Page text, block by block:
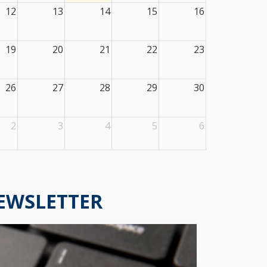
12 13 14 15 16
19 20 21 22 23
26 27 28 29 30
2 3 4 5 6